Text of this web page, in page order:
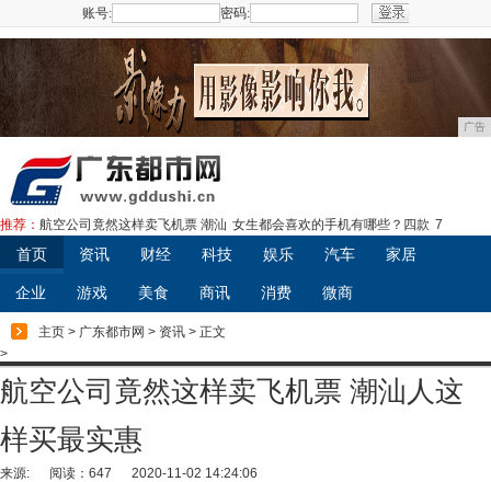
账号: 密码:
广告
推荐： 航空公司竟然这样卖飞机票 潮汕 女生都会喜欢的手机有哪些？四款 7
首页 资讯 财经 科技 娱乐 汽车 家居
企业 游戏 美食 商讯 消费 微商
主页 > 广东都市网 > 资讯 > 正文
>
航空公司竟然这样卖飞机票 潮汕人这
样买最实惠
来源: 阅读：647 2020-11-02 14:24:06